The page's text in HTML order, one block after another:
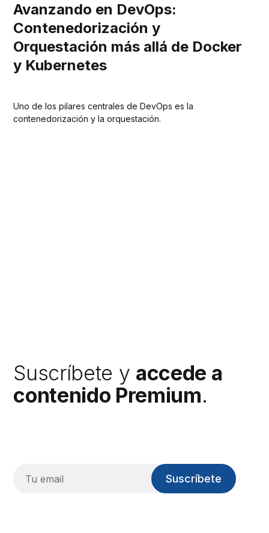
Avanzando en DevOps:
Contenedorización y
Orquestación más allá de Docker
y Kubernetes
Uno de los pilares centrales de DevOps es la
contenedorización y la orquestación.
Suscríbete y accede a
contenido Premium.
Suscríbete